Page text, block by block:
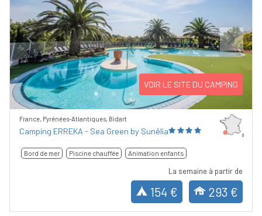
Previous Next
VOIR LE SITE DU CAMPING
France, Pyrénées-Atlantiques, Bidart
Camping ERREKA - Sea Green by Sunêlia
Bord de mer Piscine chauffée Animation enfants
La semaine à partir de
154 € 293 €